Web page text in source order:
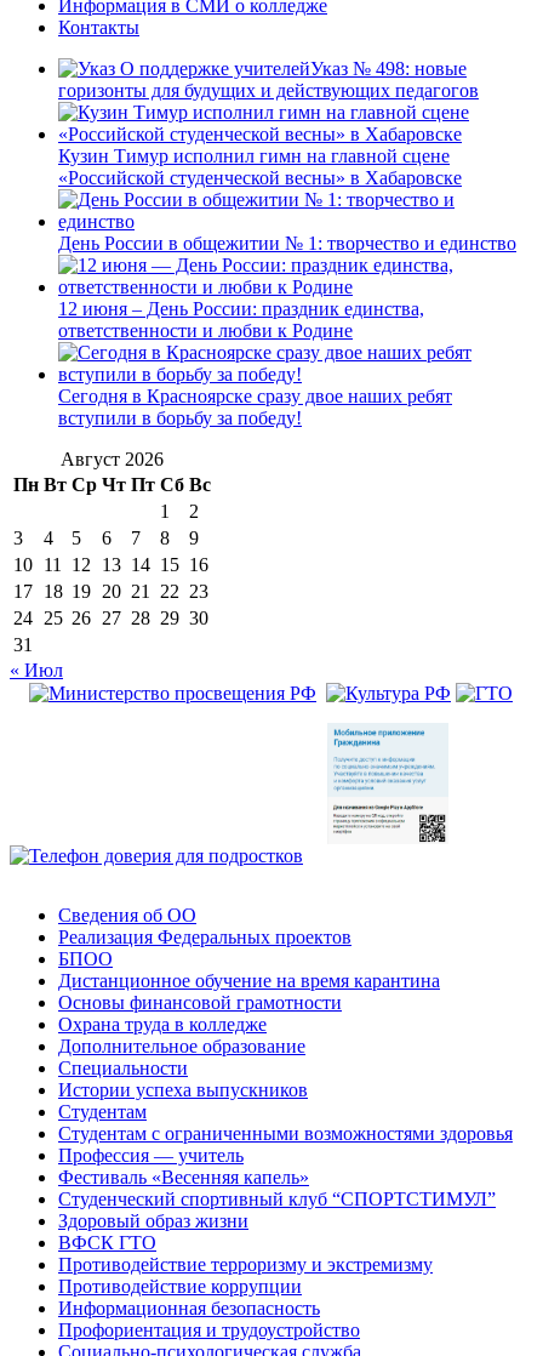
Информация в СМИ о колледже
Контакты
Указ № 498: новые
горизонты для будущих и действующих педагогов
Кузин Тимур исполнил гимн на главной сцене
«Российской студенческой весны» в Хабаровске
День России в общежитии № 1: творчество и единство
12 июня – День России: праздник единства,
ответственности и любви к Родине
Сегодня в Красноярске сразу двое наших ребят
вступили в борьбу за победу!
Август 2026
Пн Вт Ср Чт Пт Сб Вс
1
2
3
4 5 6 7 8
9
10 11 12 13 14 15 16
17 18 19 20 21 22 23
24 25 26 27 28 29 30
31
« Июл
Сведения об ОО
Реализация Федеральных проектов
БПОО
Дистанционное обучение на время карантина
Основы финансовой грамотности
Охрана труда в колледже
Дополнительное образование
Специальности
Истории успеха выпускников
Студентам
Студентам с ограниченными возможностями здоровья
Профессия — учитель
Фестиваль «Весенняя капель»
Студенческий спортивный клуб “СПОРТСТИМУЛ”
Здоровый образ жизни
ВФСК ГТО
Противодействие терроризму и экстремизму
Противодействие коррупции
Информационная безопасность
Профориентация и трудоустройство
Социально-психологическая служба